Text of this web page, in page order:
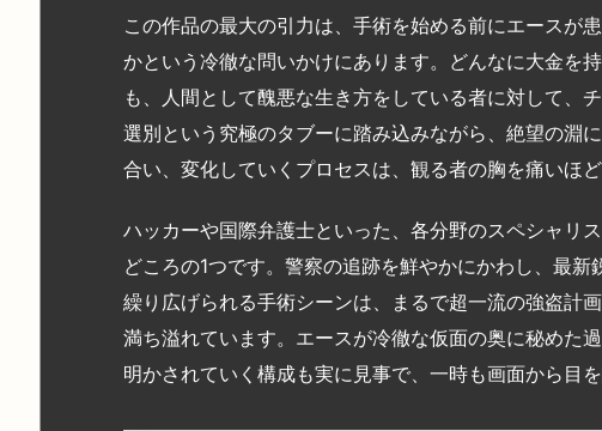
この作品の最大の引力は、手術を始める前にエースが
かという冷徹な問いかけにあります。どんなに大金を
も、人間として醜悪な生き方をしている者に対して、
選別という究極のタブーに踏み込みながら、絶望の淵
合い、変化していくプロセスは、観る者の胸を痛いほど
ハッカーや国際弁護士といった、各分野のスペシャリ
どころの1つです。警察の追跡を鮮やかにかわし、最
繰り広げられる手術シーンは、まるで超一流の強盗計
満ち溢れています。エースが冷徹な仮面の奥に秘めた
明かされていく構成も実に見事で、一時も画面から目を